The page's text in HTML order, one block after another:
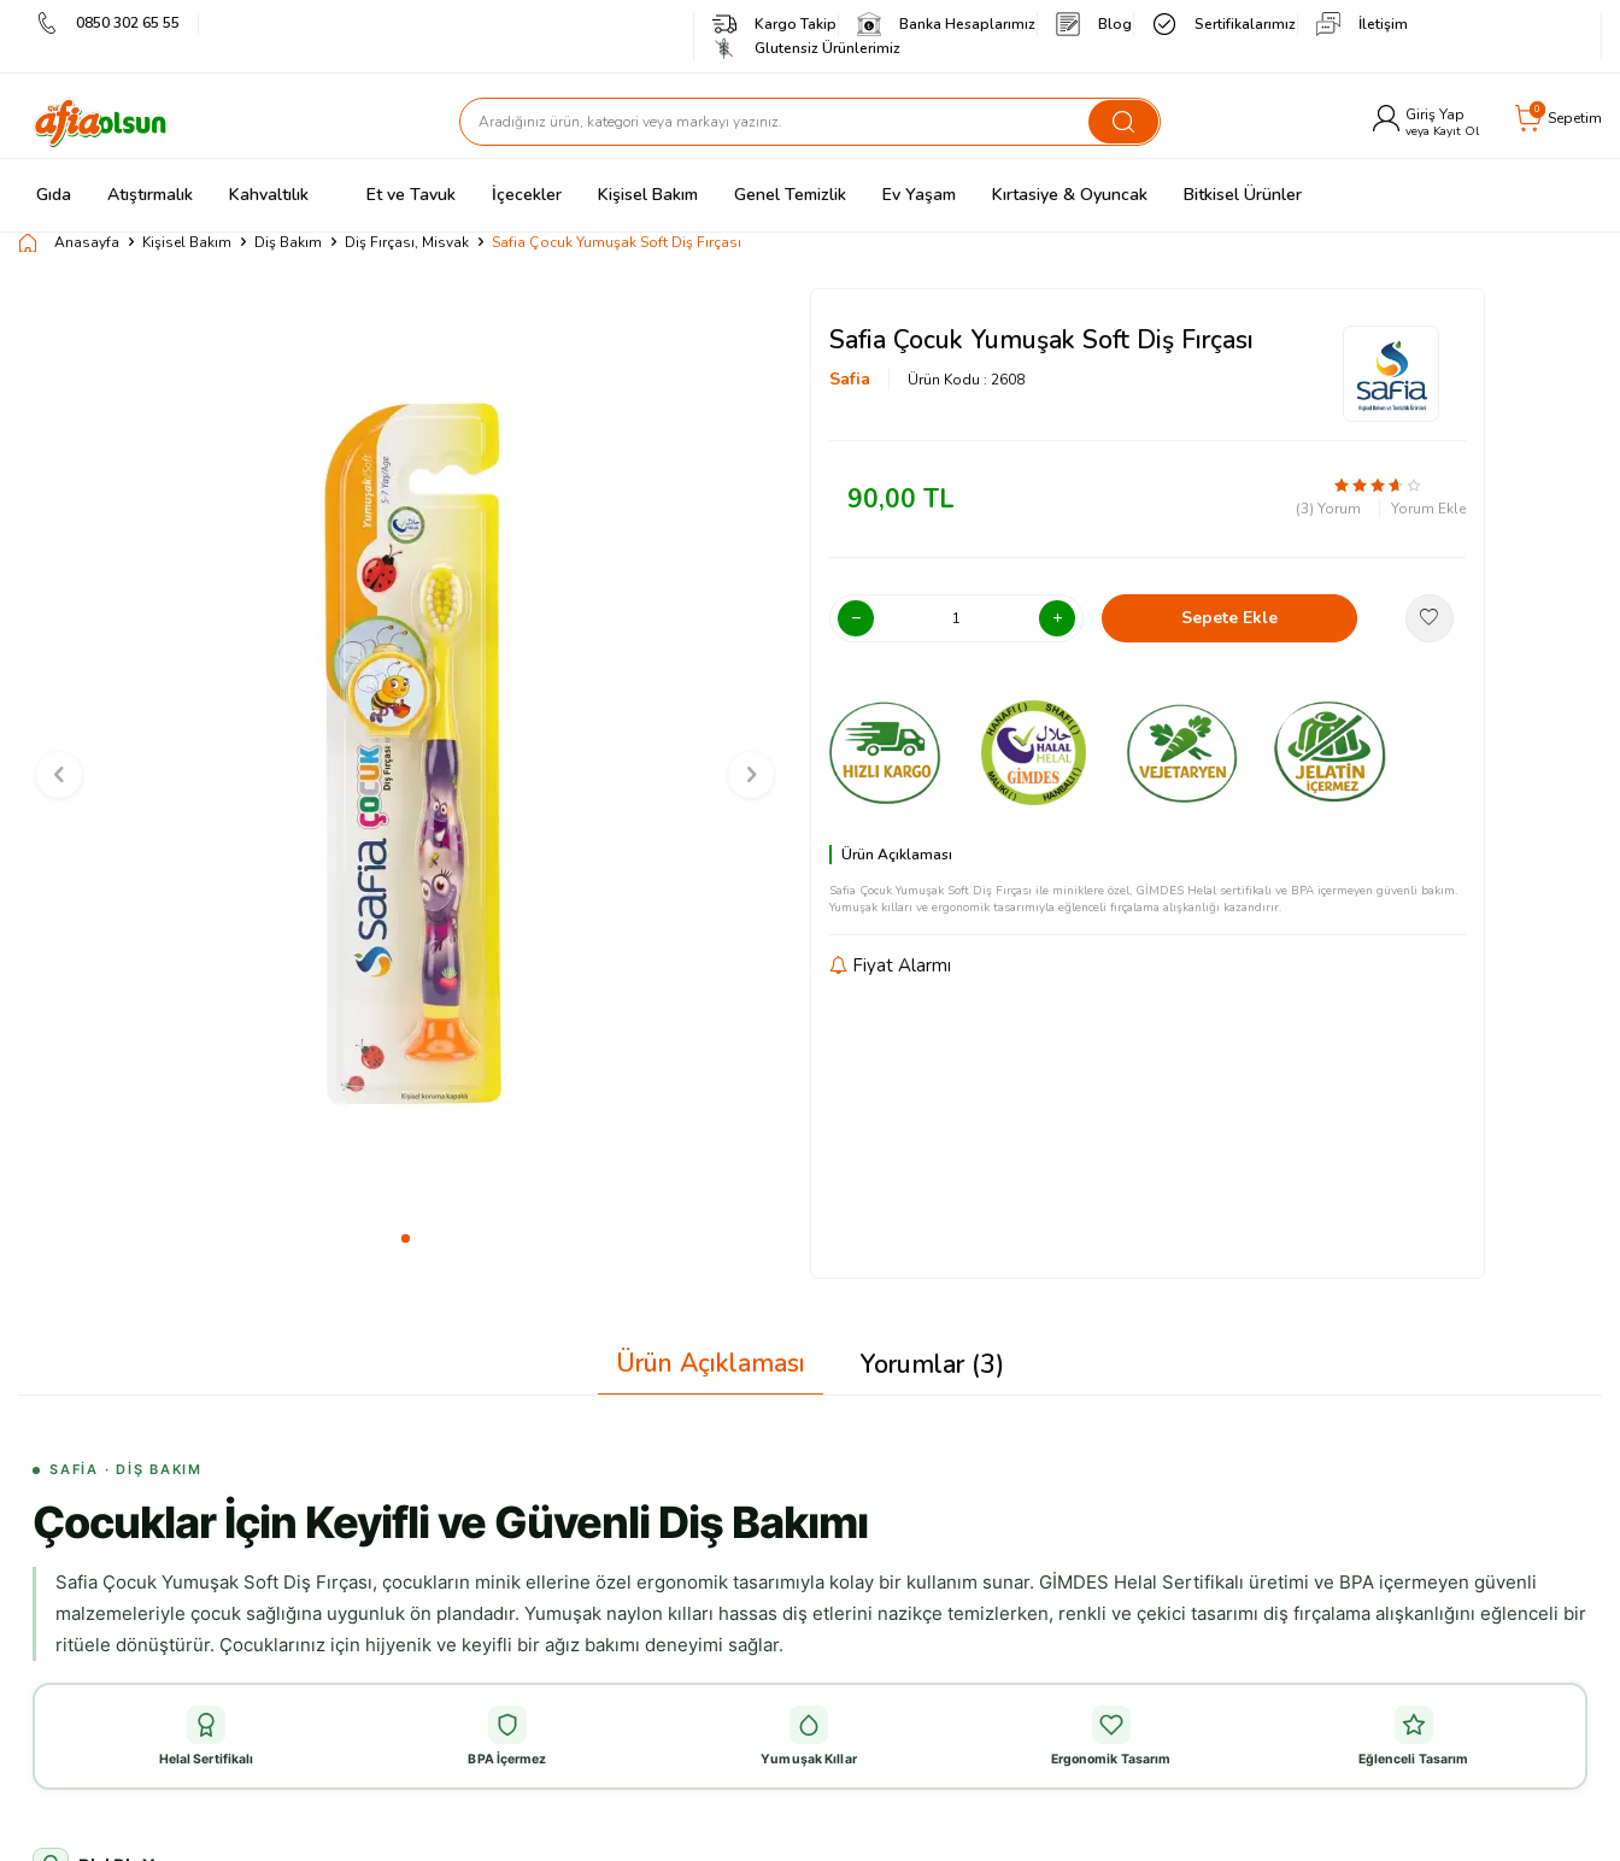
0850 302 65 55 Kargo Takip Banka Hesaplarımız Blog Sertifikalarımız
İletişim
Glutensiz Ürünlerimiz
Giriş Yap
veya Kayıt Ol
0 Sepetim
Gıda Atıştırmalık Kahvaltılık Et ve Tavuk İçecekler Kişisel Bakım Genel Temizlik Ev Yaşam Kırtasiye & Oyuncak Bitkisel Ürünler
Anasayfa Kişisel Bakım Diş Bakım Diş Fırçası, Misvak Safia Çocuk Yumuşak Soft Diş Fırçası
Safia Çocuk Yumuşak Soft Diş Fırçası
Safia Ürün Kodu : 2608
90,00 TL (3) Yorum Yorum Ekle
Sepete Ekle
Ürün Açıklaması
Safia Çocuk Yumuşak Soft Diş Fırçası ile miniklere özel, GİMDES Helal sertifikalı ve BPA içermeyen güvenli bakım.
Yumuşak kılları ve ergonomik tasarımıyla eğlenceli fırçalama alışkanlığı kazandırır.
Fiyat Alarmı
Ürün Açıklaması Yorumlar (3)
SAFIA · DIŞ BAKIM
Çocuklar İçin Keyifli ve Güvenli Diş Bakımı
Safia Çocuk Yumuşak Soft Diş Fırçası, çocukların minik ellerine özel ergonomik tasarımıyla kolay bir kullanım sunar. GİMDES Helal Sertifikalı üretimi ve BPA içermeyen güvenli
malzemeleriyle çocuk sağlığına uygunluk ön plandadır. Yumuşak naylon kılları hassas diş etlerini nazikçe temizlerken, renkli ve çekici tasarımı diş fırçalama alışkanlığını eğlenceli bir
ritüele dönüştürür. Çocuklarınız için hijyenik ve keyifli bir ağız bakımı deneyimi sağlar.
Helal Sertifikalı BPA İçermez Yumuşak Kıllar Ergonomik Tasarım Eğlenceli Tasarım